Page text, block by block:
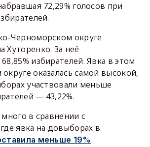
72,29% голосов при
Черноморском округе
Хуторенко. За неё
избирателей. Явка в этом
оказалась самой высокой,
участвовали меньше
— 43,22%.
в сравнении с
явка на довыборах в
меньше 19%.